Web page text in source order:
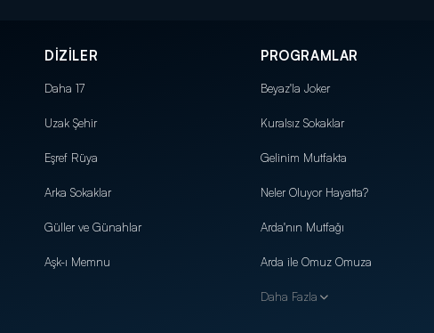
DİZİLER
Daha 17
Uzak Şehir
Eşref Rüya
Arka Sokaklar
Güller ve Günahlar
Aşk-ı Memnu
PROGRAMLAR
Beyaz'la Joker
Kuralsız Sokaklar
Gelinim Mutfakta
Neler Oluyor Hayatta?
Arda'nın Mutfağı
Arda ile Omuz Omuza
Daha Fazla